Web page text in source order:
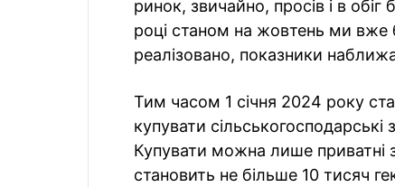
ринок, звичайно, просів і в
році станом на жовтень ми
реалізовано, показники
Тим часом 1 січня 2024 року
купувати
Купувати можна лише приватні
становить не більше 10 тисяч